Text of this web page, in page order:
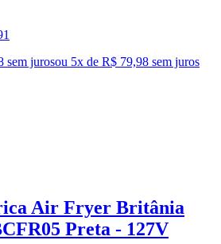
sem jurosou 5x de R$ 79,98 sem juros
Air Fryer Britânia
Preta - 127V